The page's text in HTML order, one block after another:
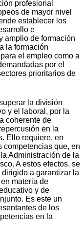
profesional
de mayor nivel
establecer los
e
amplio de formación
la formación
el empleo como a
por el
prioritarios de
la división
y el laboral, por la
coherente de
en la
Ello requiere, en
competencias que, en
Administración de la
A estos efectos, se
a garantizar la
materia de
y de
Es este un
de los
en la